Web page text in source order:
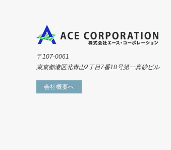
〒107-0061
東京都港区北青山2丁目7番18号第一真砂ビル
会社概要へ